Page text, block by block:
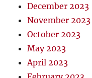
December 2023
November 2023
October 2023
May 2023
April 2023